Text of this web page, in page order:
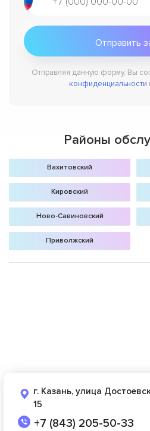
Отправляя данную форму, Вы
конфиденциальности
Районы
Вахитовский
Кировский
Ново-Савиновский
Приволжский
г. Казань, улица
15
+7 (843) 205-50-33